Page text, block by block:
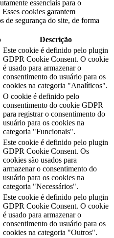
essenciais para o
cookies garantem
de segurança do site, de forma
Descrição
Este cookie é definido pelo plugin
GDPR Cookie Consent. O cookie
é usado para armazenar o
consentimento do usuário para os
cookies na categoria "Analíticos".
O cookie é definido pelo
consentimento do cookie GDPR
para registrar o consentimento do
usuário para os cookies na
categoria "Funcionais".
Este cookie é definido pelo plugin
GDPR Cookie Consent. Os
cookies são usados ​​para
armazenar o consentimento do
usuário para os cookies na
categoria "Necessários".
Este cookie é definido pelo plugin
GDPR Cookie Consent. O cookie
é usado para armazenar o
consentimento do usuário para os
cookies na categoria "Outros".